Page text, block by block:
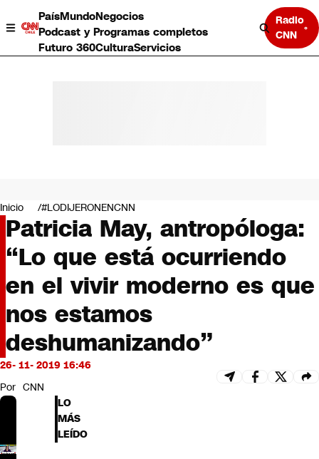
PaísMundoNegocios
Podcast y Programas completos
Futuro 360CulturaServicios
Radio
CNN
Negocios
Deportes
Programas completos
Cultura
Servicios
Bits
CNN tiempo
Futuro 360
Opinión
Inicio #LODIJERONENCNN
Patricia May, antropóloga:
“Lo que está ocurriendo
en el vivir moderno es que
nos estamos
deshumanizando”
26- 11- 2019 16:46
Por CNN
LO
MÁS
LEÍDO